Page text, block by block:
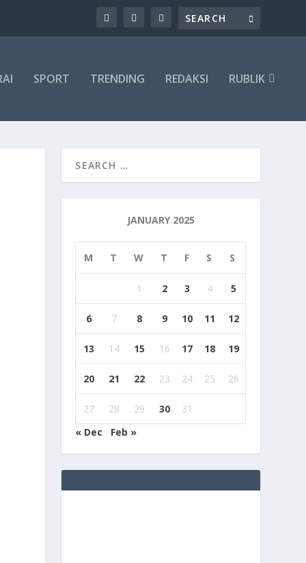
SPORT TRENDING REDAKSI RUBLIK
JANUARY 2025
M T W T F S S
1 2 3 4 5
6 7 8 9 10 11 12
13 14 15 16 17 18 19
20 21 22 23 24 25 26
27 28 29 30
31
« Dec
Feb »